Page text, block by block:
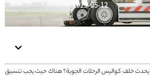
2025-05-12
خلف كواليس الرحلات الجوية؟ هناك حيث يجب تنسيق